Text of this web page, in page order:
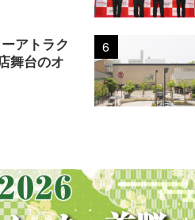
アトラク
舞台のオ
6